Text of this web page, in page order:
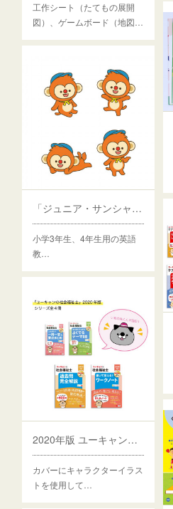
工作シート（たてもの展開
図）、ゲームボード（地図…
「ジュニア・サンシャイン」３、４
小学3年生、4年生用の英語
教…
2020年版 ユーキャンの社会福祉士・介護福祉士
カバーにキャラクターイラス
トを使用して…